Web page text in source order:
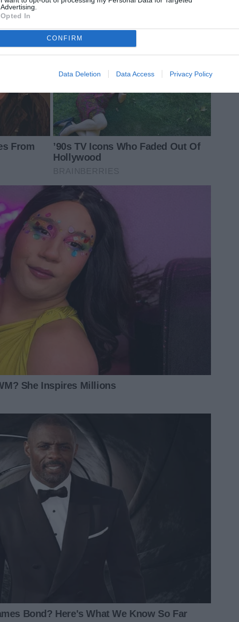
Advertising.
Opted In
CONFIRM
Data Deletion Data Access Privacy Policy